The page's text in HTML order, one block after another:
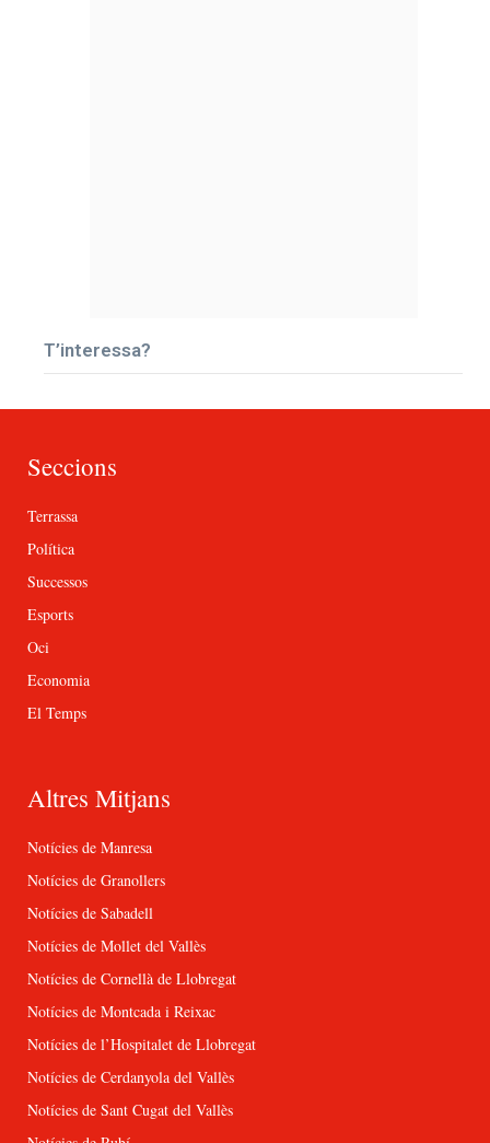
T’interessa?
Seccions
Terrassa
Política
Successos
Esports
Oci
Economia
El Temps
Altres Mitjans
Notícies de Manresa
Notícies de Granollers
Notícies de Sabadell
Notícies de Mollet del Vallès
Notícies de Cornellà de Llobregat
Notícies de Montcada i Reixac
Notícies de l’Hospitalet de Llobregat
Notícies de Cerdanyola del Vallès
Notícies de Sant Cugat del Vallès